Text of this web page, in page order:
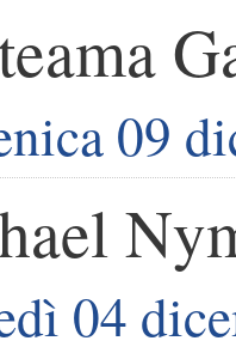
09
04